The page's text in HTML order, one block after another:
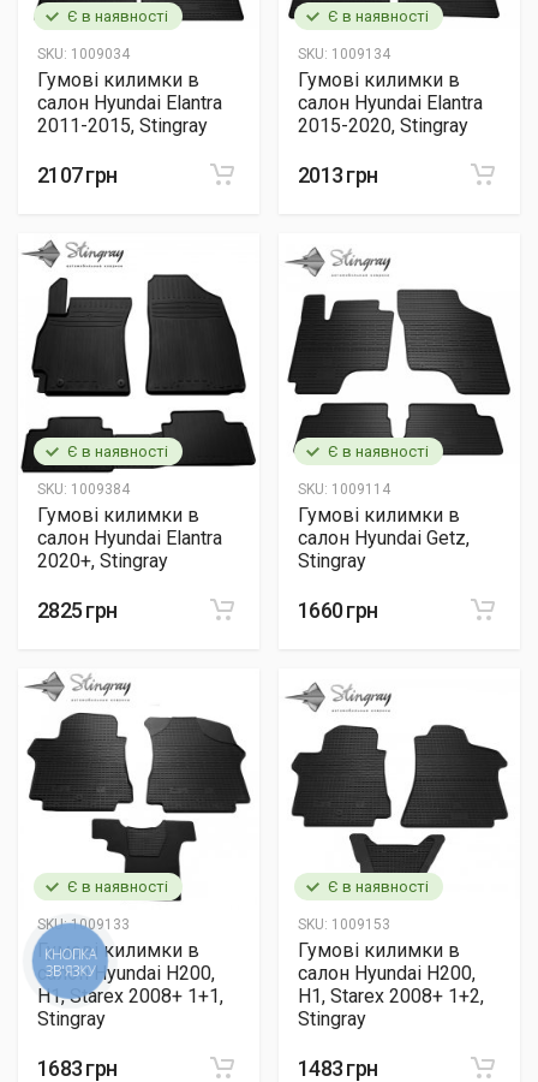
Є в наявності
SKU: 1009034
Гумові килимки в
салон Hyundai Elantra
2011-2015, Stingray
2107 грн
Є в наявності
SKU: 1009134
Гумові килимки в
салон Hyundai Elantra
2015-2020, Stingray
2013 грн
Є в наявності
SKU: 1009384
Гумові килимки в
салон Hyundai Elantra
2020+, Stingray
2825 грн
Є в наявності
SKU: 1009114
Гумові килимки в
салон Hyundai Getz,
Stingray
1660 грн
Є в наявності
SKU:1009133
Гумові килимки в
салон Hyundai H200,
H1, Starex 2008+ 1+1,
Stingray
1683 грн
Є в наявності
SKU: 1009153
Гумові килимки в
салон Hyundai H200,
H1, Starex 2008+ 1+2,
Stingray
1483 грн
КНОПКА
ЗВ'ЯЗКУ